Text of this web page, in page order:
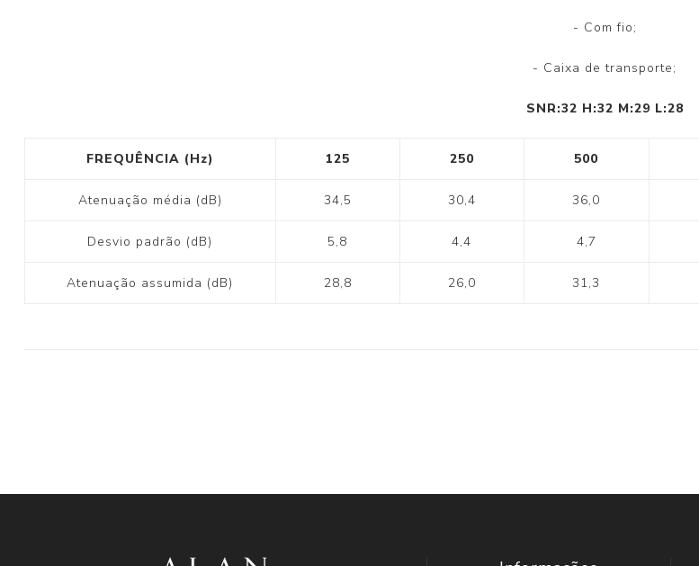
- Com fio;
- Caixa de transporte;
SNR:32 H:32 M:29 L:28
FREQUÊNCIA (Hz) 125 250 500
Atenuação média (dB) 34,5 30,4 36,0
Desvio padrão (dB) 5,8 4,4 4,7
Atenuação assumida (dB) 28,8 26,0 31,3